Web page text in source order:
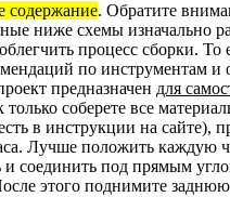
содержание. Обратите
ниже схемы изначально
процесс сборки. То
по инструментам и
предназначен для
только соберете все
в инструкции на сайте),
Лучше положить каждую
и соединить под прямым
этого поднимите